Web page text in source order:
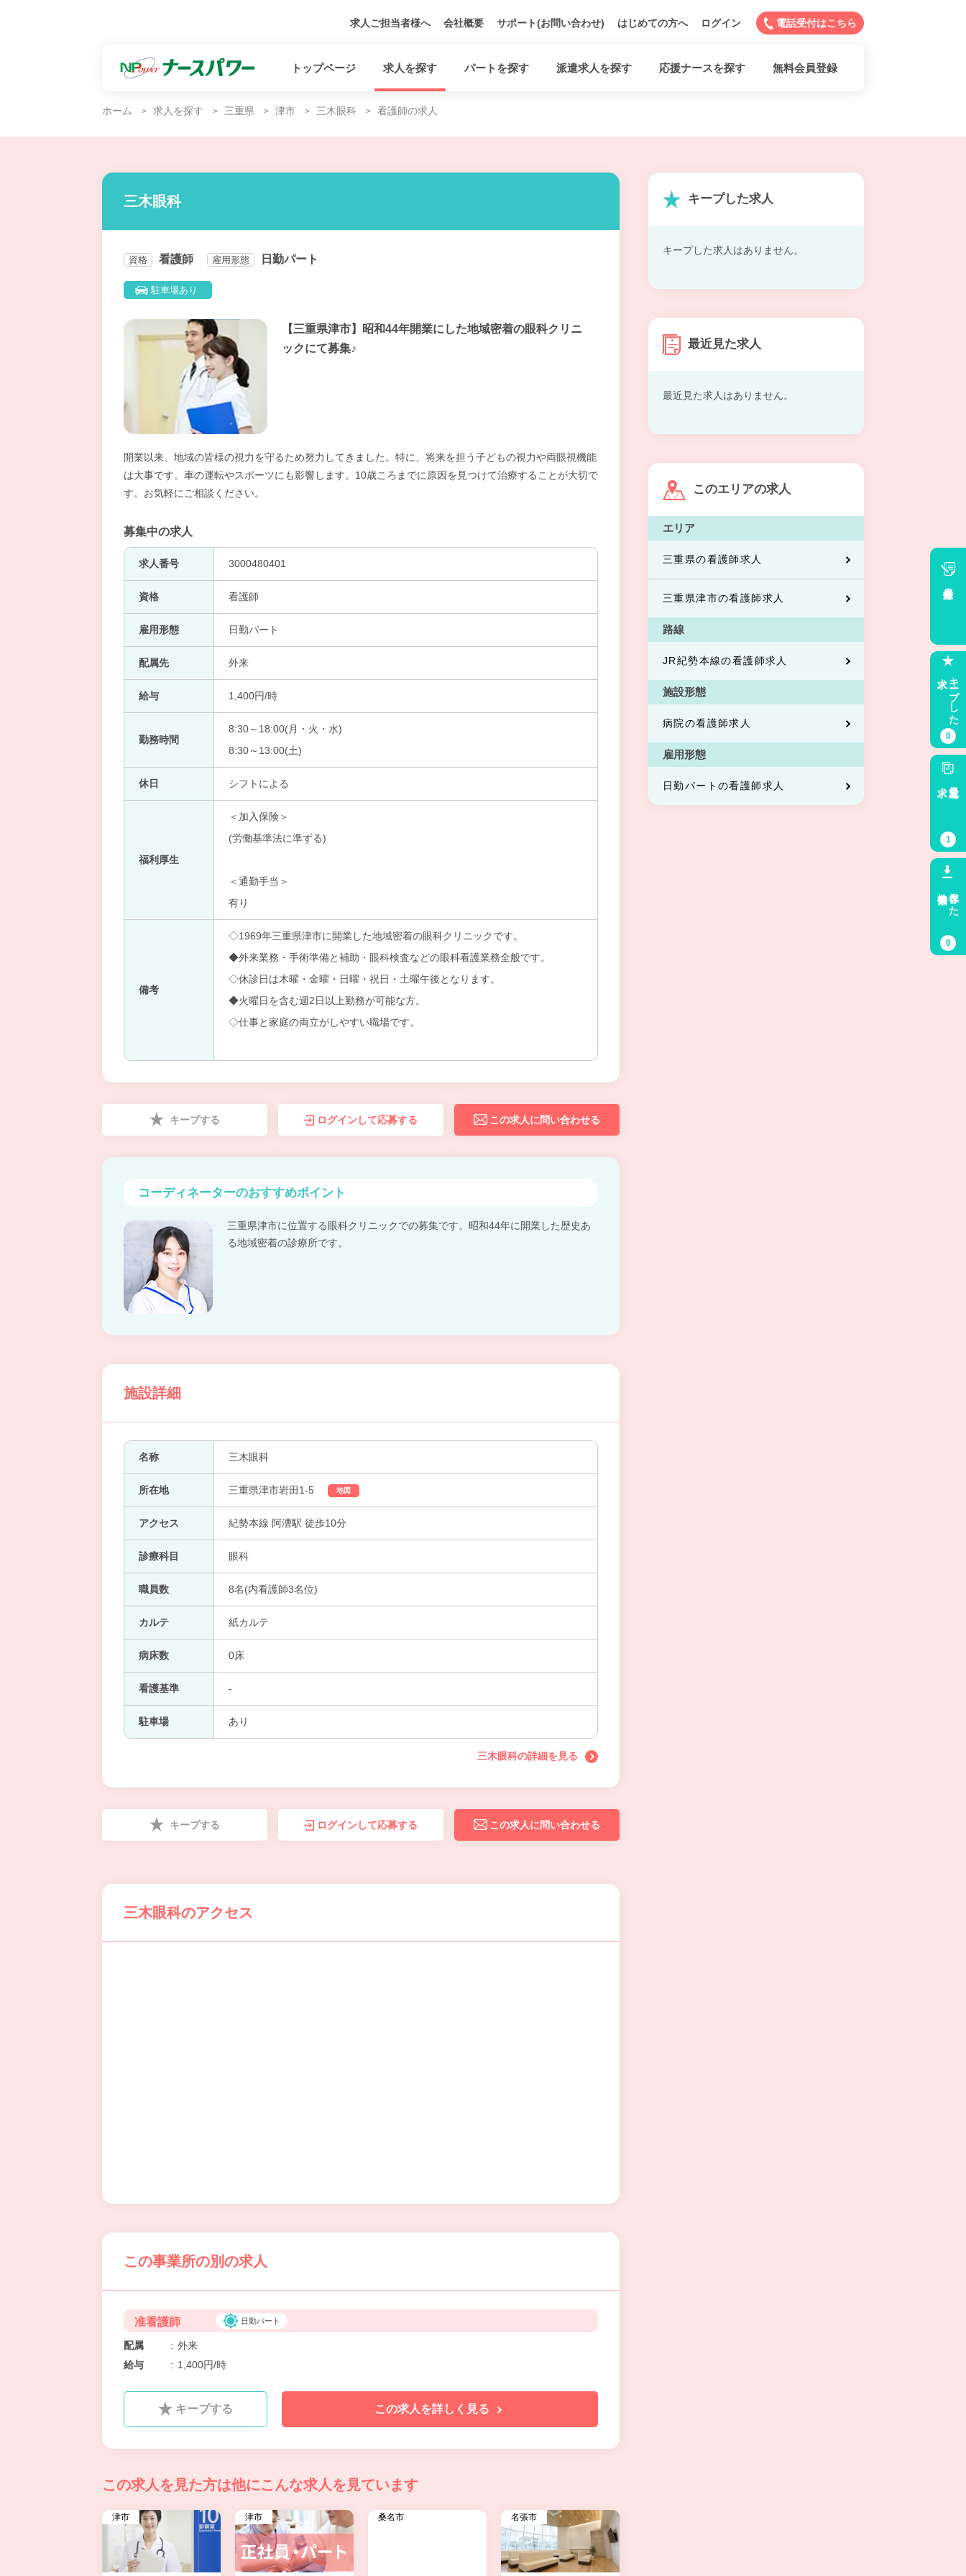
求人ご担当者様へ 会社概要 サポート(お問い合わせ) はじめての方へ ログイン 電話受付はこちら
トップページ 求人を探す パートを探す 派遣求人を探す 応援ナースを探す 無料会員登録
ホーム 求人を探す 三重県 津市 三木眼科 看護師の求人
三木眼科
資格 看護師 雇用形態 日勤パート
駐車場あり
【三重県津市】昭和44年開業にした地域密着の眼科クリニ
ックにて募集♪
開業以来、地域の皆様の視力を守るため努力してきました。特に、将来を担う子どもの視力や両眼視機能
は大事です。車の運転やスポーツにも影響します。10歳ころまでに原因を見つけて治療することが大切で
す。お気軽にご相談ください。
募集中の求人
求人番号 3000480401
資格 看護師
雇用形態 日勤パート
配属先 外来
給与 1,400円/時
勤務時間
8:30～18:00(月・火・水)
8:30～13:00(土)
休日 シフトによる
福利厚生
＜加入保険＞
(労働基準法に準ずる)
＜通勤手当＞
有り
備考
◇1969年三重県津市に開業した地域密着の眼科クリニックです。
◆外来業務・手術準備と補助・眼科検査などの眼科看護業務全般です。
◇休診日は木曜・金曜・日曜・祝日・土曜午後となります。
◆火曜日を含む週2日以上勤務が可能な方。
◇仕事と家庭の両立がしやすい職場です。
キープする ログインして応募する この求人に問い合わせる
コーディネーターのおすすめポイント
三重県津市に位置する眼科クリニックでの募集です。昭和44年に開業した歴史あ
る地域密着の診療所です。
施設詳細
名称 三木眼科
所在地 三重県津市岩田1-5 地図
アクセス 紀勢本線 阿漕駅 徒歩10分
診療科目 眼科
職員数 8名(内看護師3名位)
カルテ 紙カルテ
病床数 0床
看護基準 -
駐車場 あり
三木眼科の詳細を見る
キープする ログインして応募する この求人に問い合わせる
三木眼科のアクセス
この事業所の別の求人
准看護師 日勤パート
配属 : 外来
給与
: 1,400円/時
キープする この求人を詳しく見る
この求人を見た方は他にこんな求人を見ています
津市 津市 桑名市 名張市
キープした求人
キープした求人はありません。
最近見た求人
最近見た求人はありません。
このエリアの求人
エリア
三重県の看護師求人
三重県津市の看護師求人
路線
JR紀勢本線の看護師求人
施設形態
病院の看護師求人
雇用形態
日勤パートの看護師求人
キープした
0
最近見た
1
保存した
0